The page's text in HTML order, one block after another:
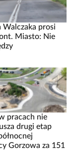
Walczaka prosi
Miasto: Nie
pracach nie
drugi etap
Gorzowa za 151